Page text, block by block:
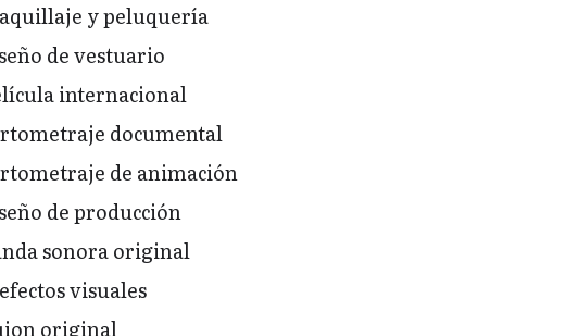
y peluquería
de vestuario
internacional
documental
de animación
de producción
sonora original
visuales
original